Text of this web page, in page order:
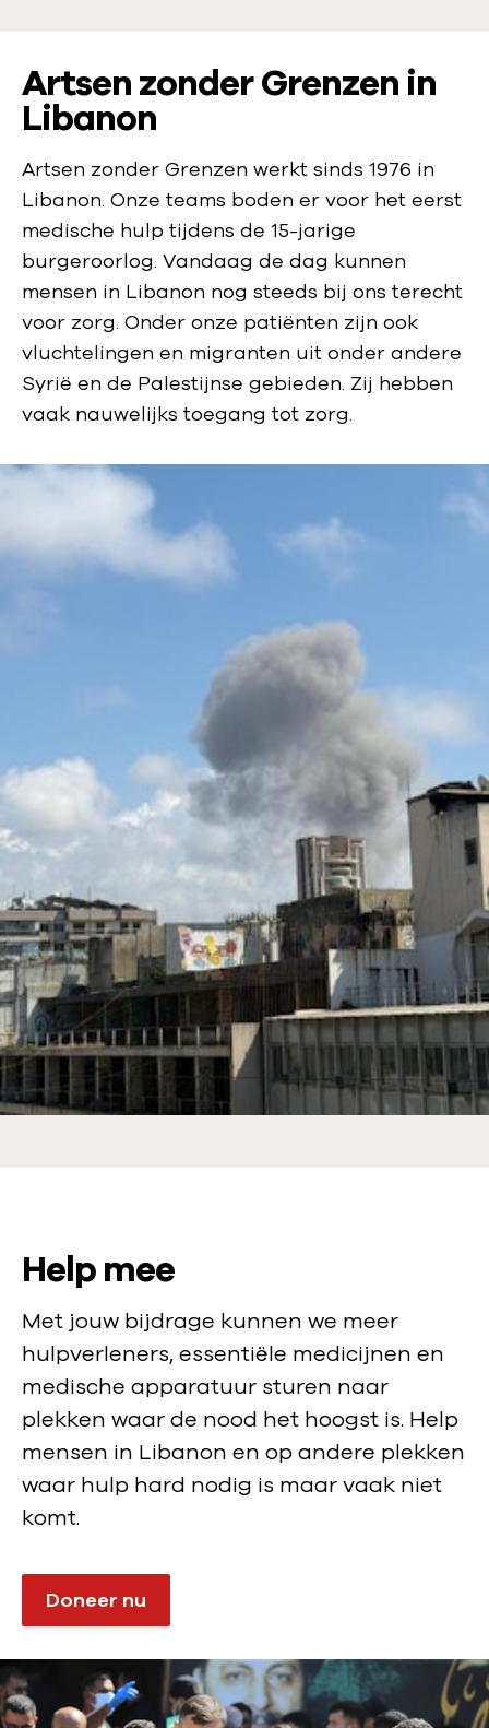
Artsen zonder Grenzen in
Libanon
Artsen zonder Grenzen werkt sinds 1976 in
Libanon. Onze teams boden er voor het eerst
medische hulp tijdens de 15-jarige
burgeroorlog. Vandaag de dag kunnen
mensen in Libanon nog steeds bij ons terecht
voor zorg. Onder onze patiënten zijn ook
vluchtelingen en migranten uit onder andere
Syrië en de Palestijnse gebieden. Zij hebben
vaak nauwelijks toegang tot zorg.
:
Help mee
Met jouw bijdrage kunnen we meer
hulpverleners, essentiële medicijnen en
medische apparatuur sturen naar
plekken waar de nood het hoogst is. Help
mensen in Libanon en op andere plekken
waar hulp hard nodig is maar vaak niet
komt.
Doneer nu